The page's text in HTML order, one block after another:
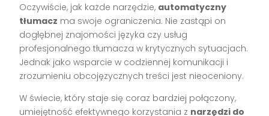
Oczywiście, jak każde narzędzie, automatyczny
tłumacz ma swoje ograniczenia. Nie zastąpi on
dogłębnej znajomości języka czy usług
profesjonalnego tłumacza w krytycznych sytuacjach.
Jednak jako wsparcie w codziennej komunikacji i
zrozumieniu obcojęzycznych treści jest nieoceniony.
W świecie, który staje się coraz bardziej połączony,
umiejętność efektywnego korzystania z narzędzi do